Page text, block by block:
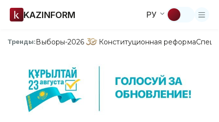
KAZINFORM РУ
Тренды:Выборы-2026 Конституционная реформа